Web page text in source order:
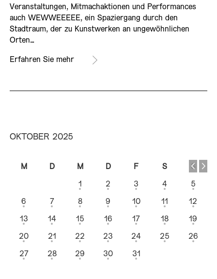
Veranstaltungen, Mitmachaktionen und Performances
auch WEWWEEEEE, ein Spaziergang durch den
Stadtraum, der zu Kunstwerken an ungewöhnlichen
Orten…
Erfahren Sie mehr
OKTOBER 2025
M D M D F S S
1 2 3 4 5
6 7 8 9 10 11 12
13 14 15 16 17 18 19
20 21 22 23 24 25 26
27 28 29 30 31